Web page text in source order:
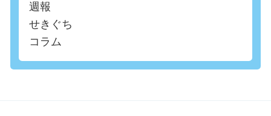
週報
せきぐち
コラム